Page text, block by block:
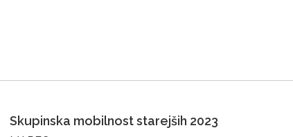
Skupinska mobilnost starejših 2023